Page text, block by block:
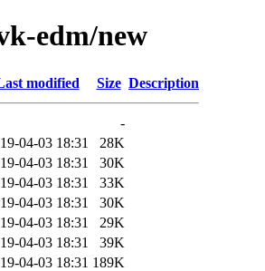
edm/new
modified Size Description
-
04-03 18:31
28K
04-03 18:31
30K
04-03 18:31
33K
04-03 18:31
30K
04-03 18:31
29K
04-03 18:31
39K
04-03 18:31 189K